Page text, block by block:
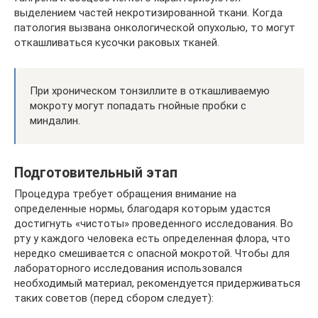
выделением частей некротизированной ткани. Когда
патология вызвана онкологической опухолью, то могут
откашливаться кусочки раковых тканей.
При хроническом тонзиллите в откашливаемую
мокроту могут попадать гнойные пробки с
миндалин.
Подготовительный этап
Процедура требует обращения внимание на
определенные нормы, благодаря которым удастся
достигнуть «чистоты» проведенного исследования. Во
рту у каждого человека есть определенная флора, что
нередко смешивается с опасной мокротой. Чтобы для
лабораторного исследования использовался
необходимый материал, рекомендуется придерживаться
таких советов (перед сбором следует):